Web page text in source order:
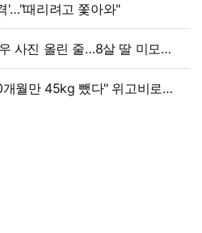
'…"때리려고 쫓아와"
사진 올린 줄…8살 딸 미모
월만 45kg 뺐다" 위고비로